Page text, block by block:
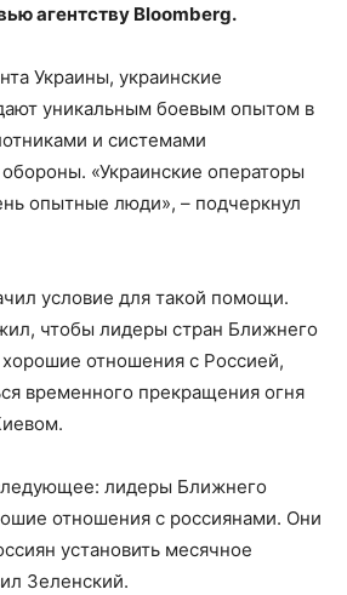
агентству Bloomberg.
Украины, украинские
уникальным боевым опытом в
и системами
«Украинские операторы
опытные люди», – подчеркнул
условие для такой помощи.
чтобы лидеры стран Ближнего
отношения с Россией,
временного прекращения огня
лидеры Ближнего
отношения с россиянами. Они
установить месячное
Зеленский.